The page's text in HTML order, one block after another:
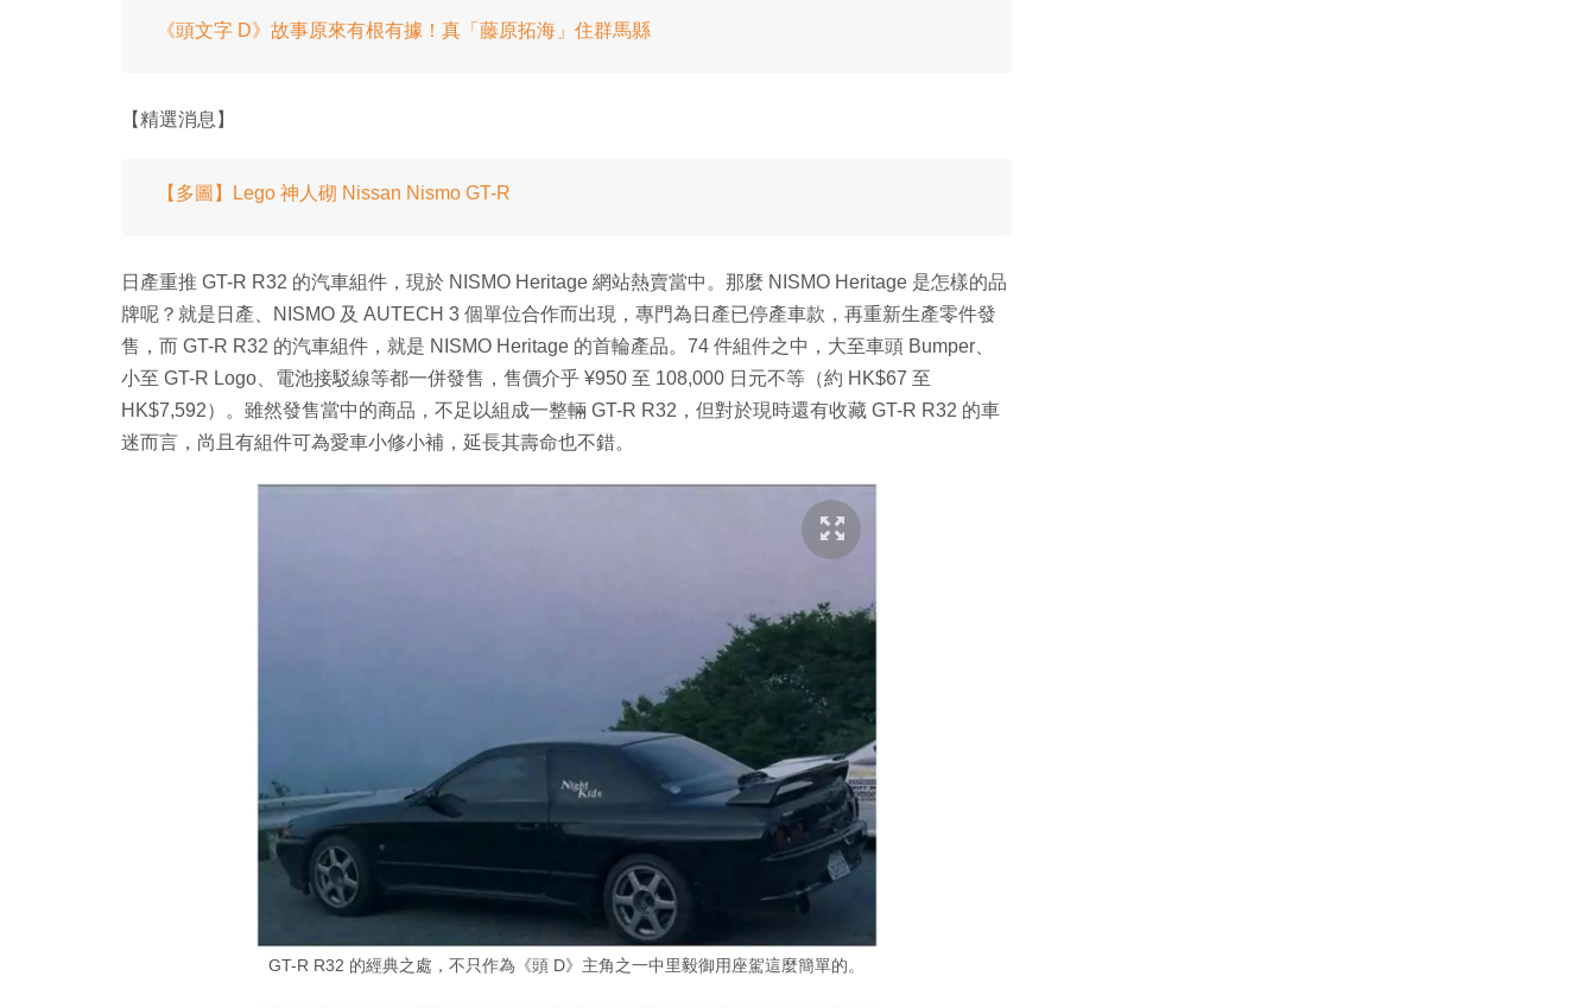
《頭文字 D》故事原來有根有據！真「藤原拓海」住群馬縣
【精選消息】
【多圖】Lego 神人砌 Nissan Nismo GT-R
日產重推 GT-R R32 的汽車組件，現於 NISMO Heritage 網站熱賣當中。那麼 NISMO Heritage 是怎樣的品
牌呢？就是日產、NISMO 及 AUTECH 3 個單位合作而出現，專門為日產已停產車款，再重新生產零件發
售，而 GT-R R32 的汽車組件，就是 NISMO Heritage 的首輪產品。74 件組件之中，大至車頭 Bumper、
小至 GT-R Logo、電池接駁線等都一併發售，售價介乎 ¥950 至 108,000 日元不等（約 HK$67 至
HK$7,592）。雖然發售當中的商品，不足以組成一整輛 GT-R R32，但對於現時還有收藏 GT-R R32 的車
迷而言，尚且有組件可為愛車小修小補，延長其壽命也不錯。
GT-R R32 的經典之處，不只作為《頭 D》主角之一中里毅御用座駕這麼簡單的。